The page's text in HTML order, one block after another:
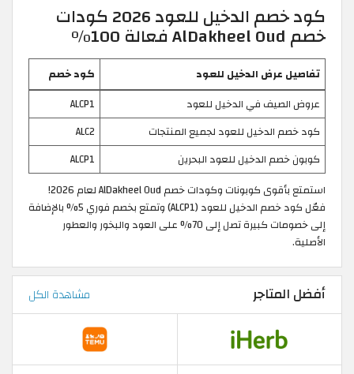
كود خصم الدخيل للعود 2026 كودات
خصم AlDakheel Oud فعالة 100%
تفاصيل عرض الدخيل للعود
كود خصم
عروض الصيف في الدخيل للعود
ALCP1
كود خصم الدخيل للعود لجميع المنتجات
ALC2
كوبون خصم الدخيل للعود البحرين
ALCP1
استمتع بأقوى كوبونات وكودات خصم AlDakheel Oud لعام 2026!
فعّل كود خصم الدخيل للعود (ALCP1) وتمتع بخصم فوري 5% بالإضافة
إلى خصومات كبيرة تصل إلى 70% على العود والبخور والعطور
الأصلية.
أفضل المتاجر مشاهدة الكل